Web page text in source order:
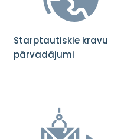
Starptautiskie kravu
pārvadājumi